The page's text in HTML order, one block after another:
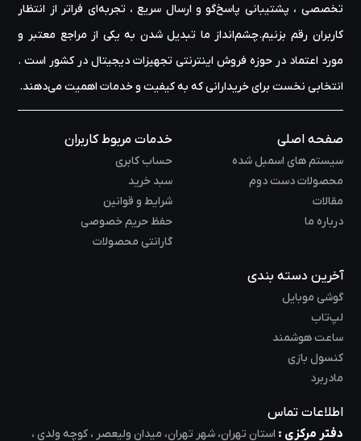
تخصصی ، پشتیبانی پاسخ‌گو و ارسال سریع ، تجربه‌ای فراتر از انتظار
کاربران رقم بزنیم.چشم‌انداز ما تبدیل شدن به یکی از مراجع معتبر و
مورد اعتماد در حوزه‌ فروش اینترنتی تجهیزات دیجیتال در کشور است .
انتخابی نخست برای خریدارانی که به کیفیت و خدمات اهمیت می‌دهند.
صفحه اصلی
سیستم های اسمبل شده
محصولات دست دوم
مقالات
درباره ما
خدمات مربوط کاربران
حساب کابری
سبد خرید
شرایط و قوانین
حفظ حریم خصوصی
گارانتی محصولات
آخرین دسته بندی
گوشی موبایل
لپ‌تاب
ساعت هوشمند
کنسول بازی
مادربرد
اطلاعات تماس
دفتر مرکزی : استان تهران، شهر تهران، میدان ولیعصر ، کوچه ولدی ،